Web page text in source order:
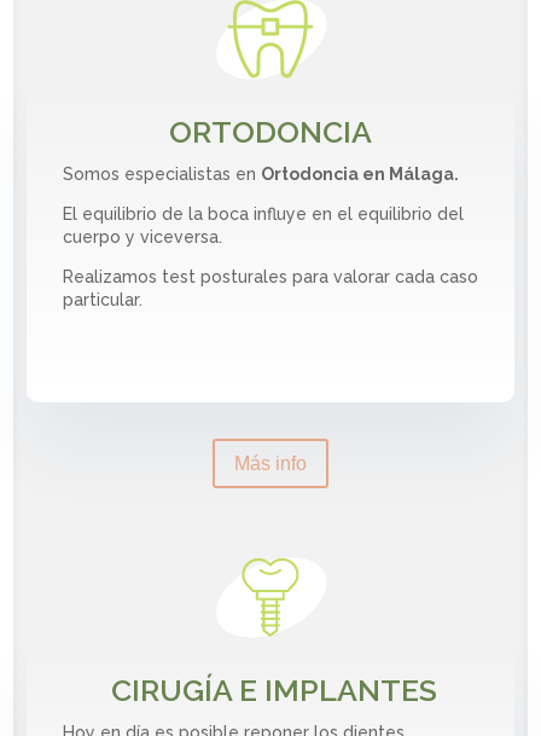
ORTODONCIA
Somos especialistas en Ortodoncia en Málaga.
El equilibrio de la boca influye en el equilibrio del
cuerpo y viceversa.
Realizamos test posturales para valorar cada caso
particular.
Más info
CIRUGÍA E IMPLANTES